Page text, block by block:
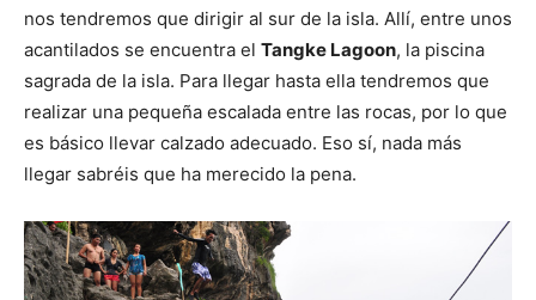
nos tendremos que dirigir al sur de la isla. Allí, entre unos
acantilados se encuentra el Tangke Lagoon, la piscina
sagrada de la isla. Para llegar hasta ella tendremos que
realizar una pequeña escalada entre las rocas, por lo que
es básico llevar calzado adecuado. Eso sí, nada más
llegar sabréis que ha merecido la pena.